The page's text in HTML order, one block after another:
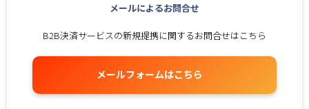
メールによるお問合せ
B2B決済サービスの新規提携に関するお問合せはこちら
メールフォームはこちら